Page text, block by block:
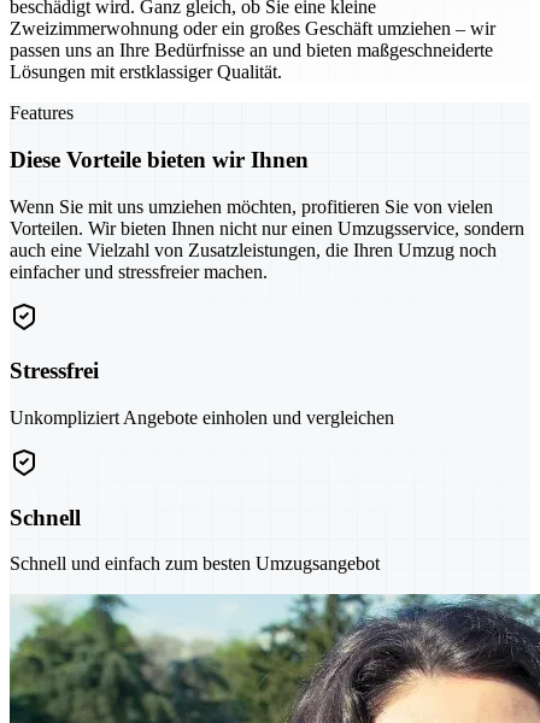
beschädigt wird. Ganz gleich, ob Sie eine kleine
Zweizimmerwohnung oder ein großes Geschäft umziehen – wir
passen uns an Ihre Bedürfnisse an und bieten maßgeschneiderte
Lösungen mit erstklassiger Qualität.
Features
Diese Vorteile bieten wir Ihnen
Wenn Sie mit uns umziehen möchten, profitieren Sie von vielen
Vorteilen. Wir bieten Ihnen nicht nur einen Umzugsservice, sondern
auch eine Vielzahl von Zusatzleistungen, die Ihren Umzug noch
einfacher und stressfreier machen.
Stressfrei
Unkompliziert Angebote einholen und vergleichen
Schnell
Schnell und einfach zum besten Umzugsangebot